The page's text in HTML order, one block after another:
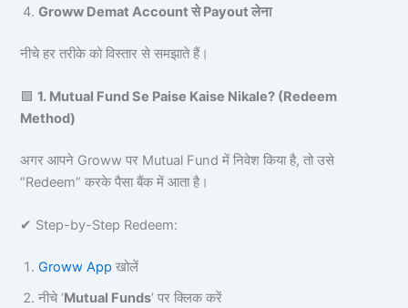
Groww Demat Account से Payout लेना
नीचे हर तरीके को विस्तार से समझाते हैं।
🟩1. Mutual Fund Se Paise Kaise Nikale? (Redeem
Method)
अगर आपने Groww पर Mutual Fund में निवेश किया है, तो उसे
“Redeem” करके पैसा बैंक में आता है।
✔ Step-by-Step Redeem:
Groww App खोलें
नीचे ‘Mutual Funds’ पर क्लिक करें